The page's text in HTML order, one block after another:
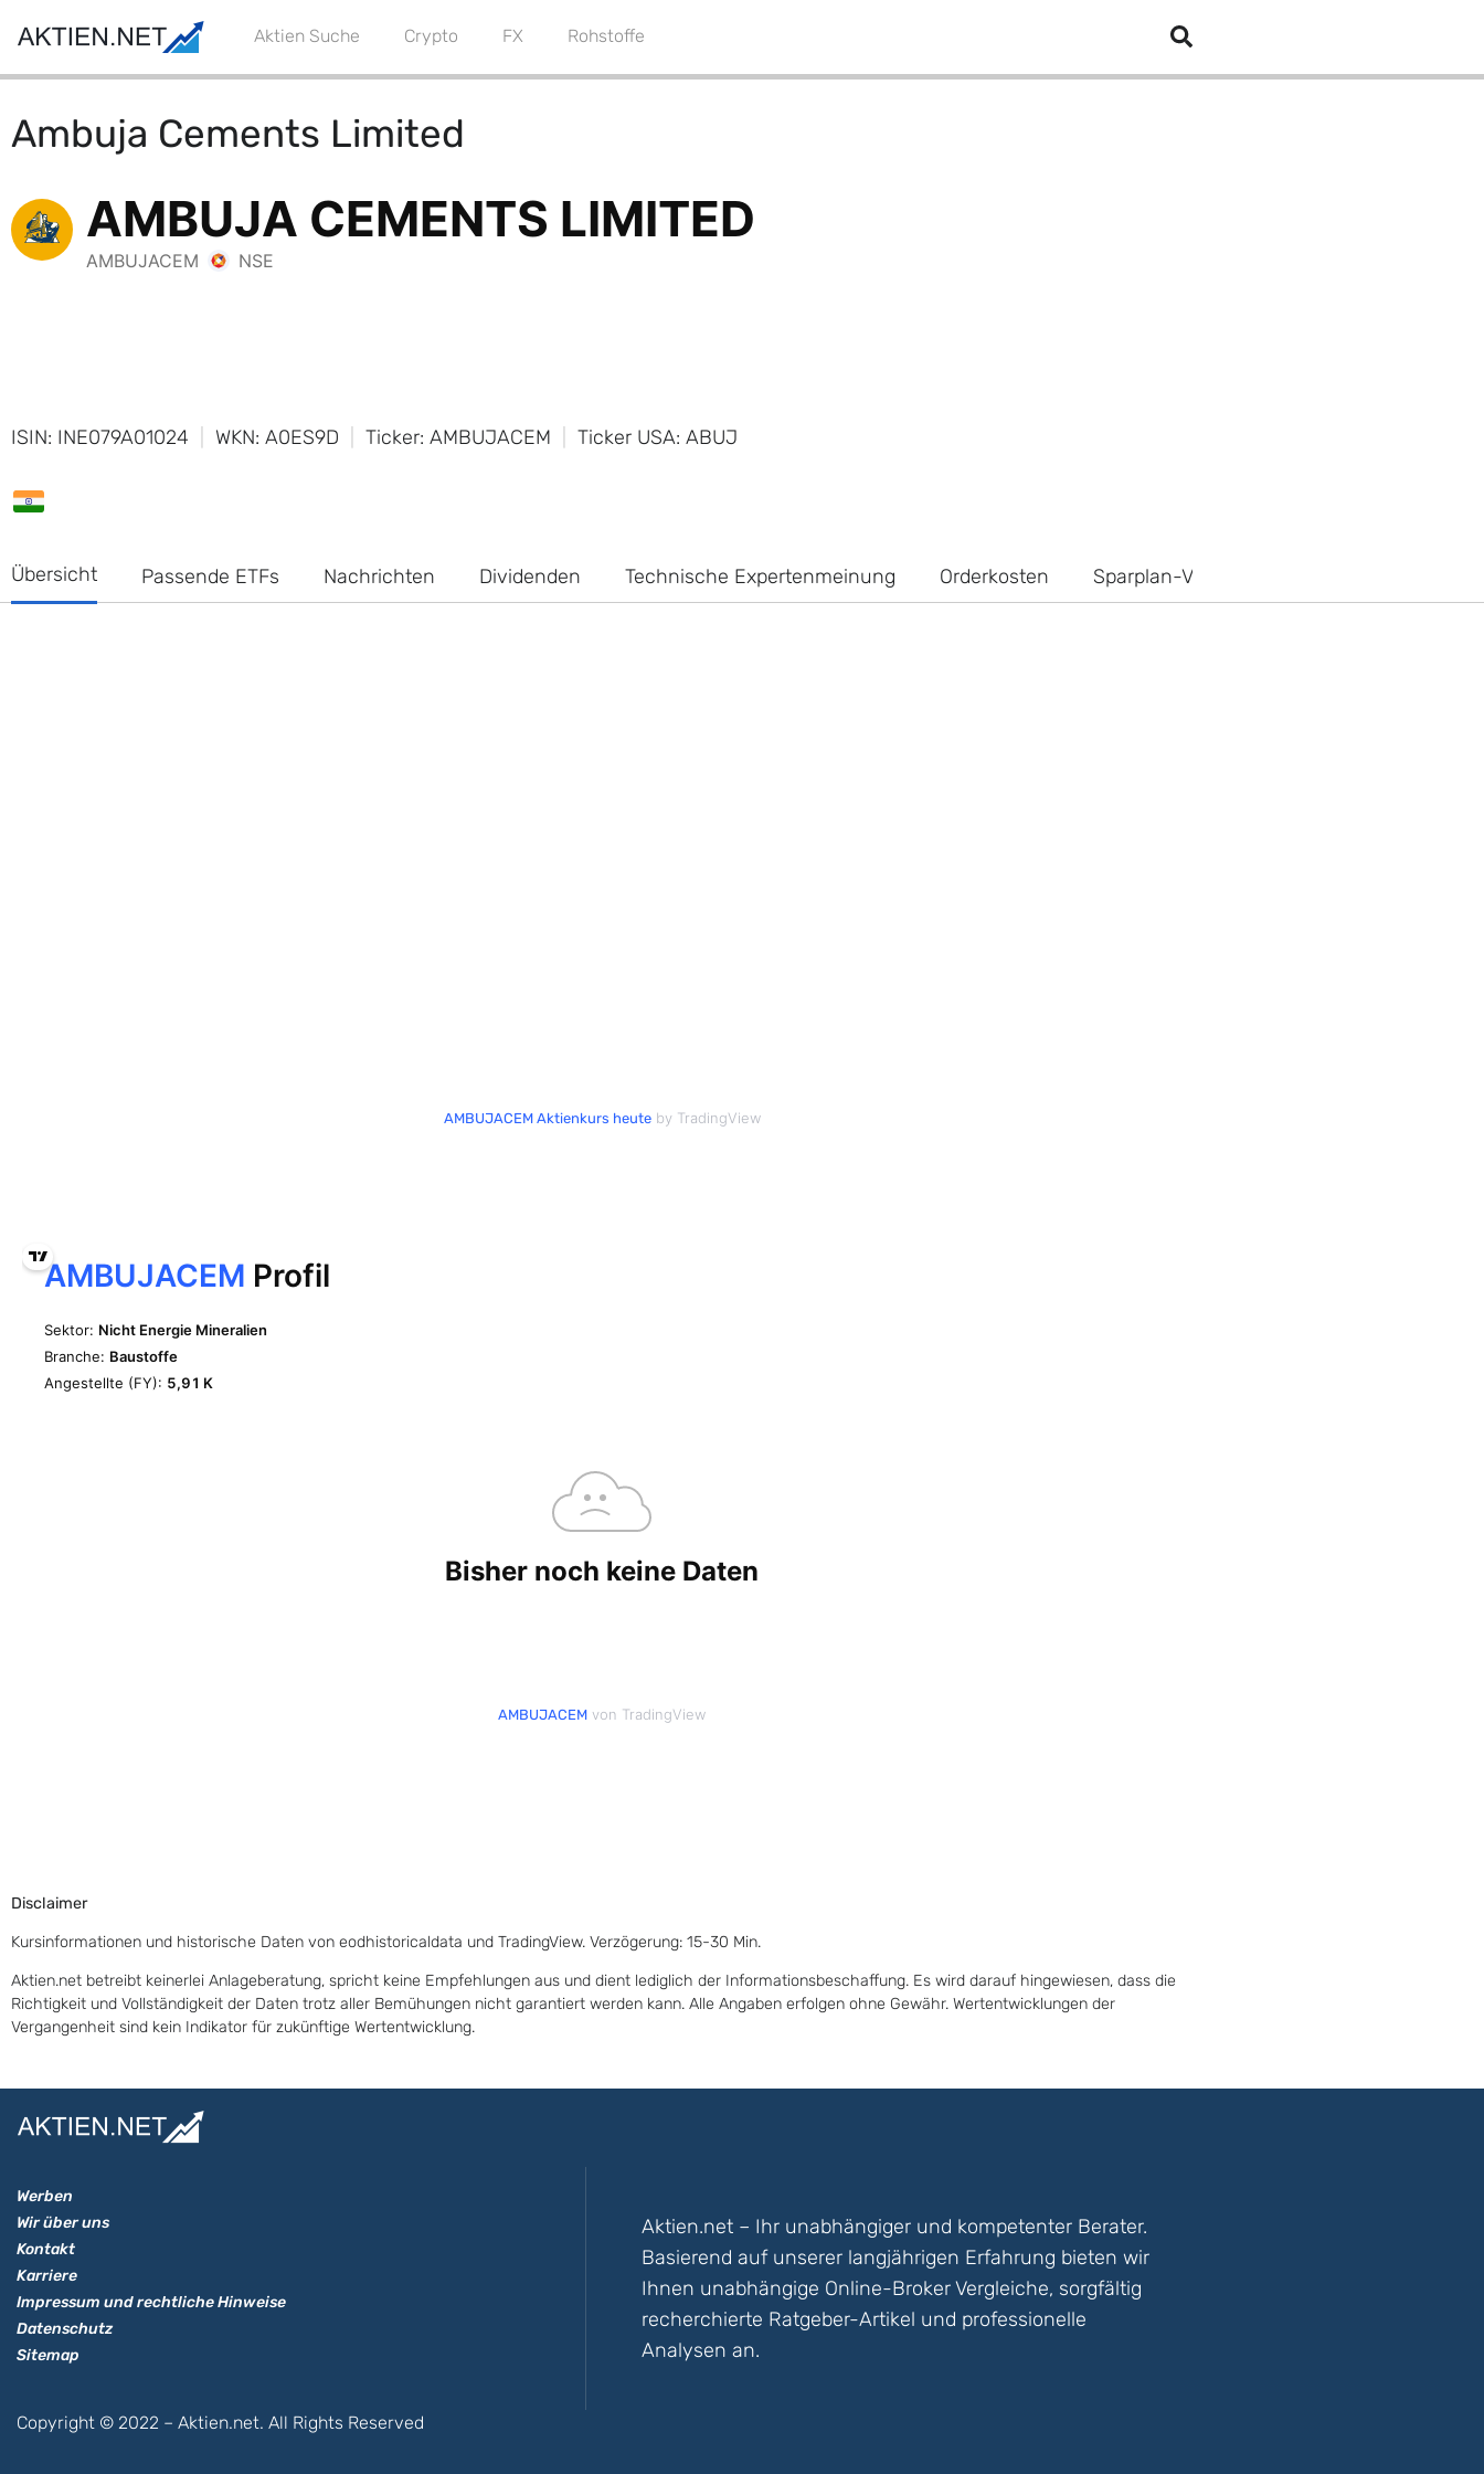
Aktien Suche Crypto FX Rohstoffe
Ambuja Cements Limited
ISIN: INE079A01024 WKN: A0ES9D Ticker: AMBUJACEM Ticker USA: ABUJ
Übersicht Passende ETFs Nachrichten Dividenden Technische Expertenmeinung Orderkosten Sparplan-Vergleich
AMBUJACEM Aktienkurs heuteby TradingView
AMBUJACEM von TradingView
Disclaimer
Kursinformationen und historische Daten von eodhistoricaldata und TradingView. Verzögerung: 15-30 Min.
Aktien.net betreibt keinerlei Anlageberatung, spricht keine Empfehlungen aus und dient lediglich der Informationsbeschaffung. Es wird darauf hingewiesen, dass die
Richtigkeit und Vollständigkeit der Daten trotz aller Bemühungen nicht garantiert werden kann. Alle Angaben erfolgen ohne Gewähr. Wertentwicklungen der
Vergangenheit sind kein Indikator für zukünftige Wertentwicklung.
Werben
Wir über uns
Kontakt
Karriere
Impressum und rechtliche Hinweise
Datenschutz
Sitemap
Aktien.net – Ihr unabhängiger und kompetenter Berater.
Basierend auf unserer langjährigen Erfahrung bieten wir
Ihnen unabhängige Online-Broker Vergleiche, sorgfältig
recherchierte Ratgeber-Artikel und professionelle
Analysen an.
Copyright © 2022 – Aktien.net. All Rights Reserved